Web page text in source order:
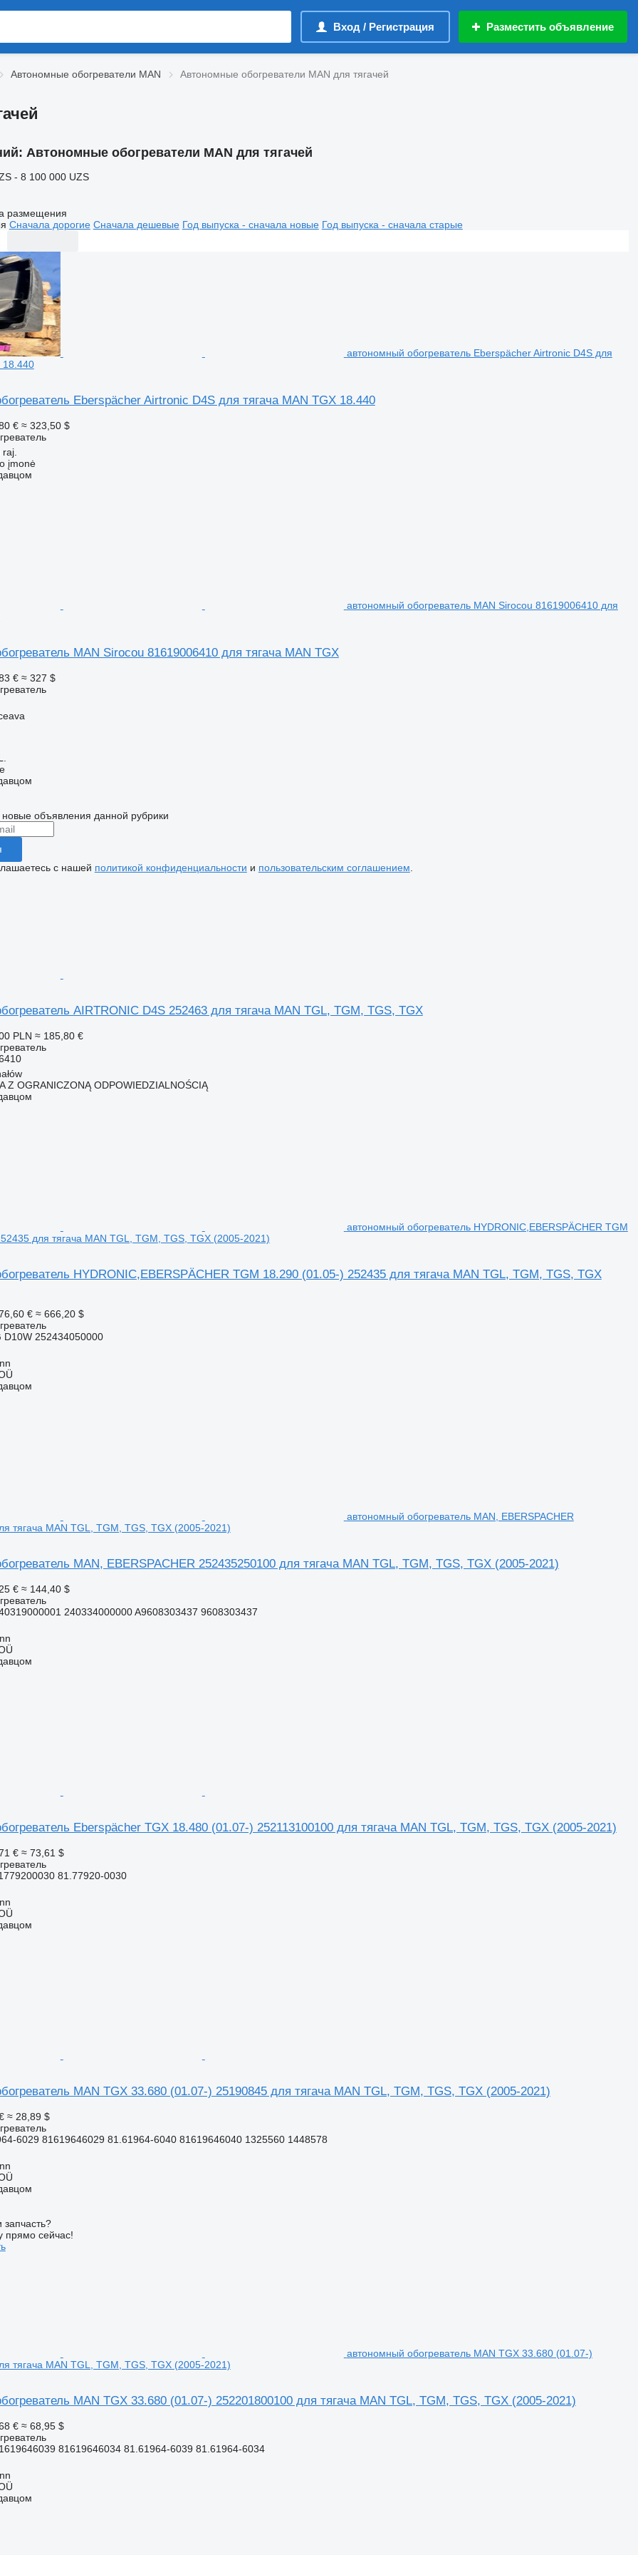
Вход / Регистрация Разместить объявление
Автономные обогреватели MAN Автономные обогреватели MAN для тягачей
Автономные обогреватели MAN для тягачей
- 8 100 000 UZS
размещения
Сначала дорогие Сначала дешевые Год выпуска - сначала новые Год выпуска - сначала старые
автономный обогреватель Eberspächer Airtronic D4S для
18.440
Eberspächer Airtronic D4S для тягача MAN TGX 18.440
€ ≈ 323,50 $
įmonė
автономный обогреватель MAN Sirocou 81619006410 для
MAN Sirocou 81619006410 для тягача MAN TGX
€ ≈ 327 $
объявления данной рубрики
с нашей политикой конфиденциальности и пользовательским соглашением
AIRTRONIC D4S 252463 для тягача MAN TGL, TGM, TGS, TGX
PLN ≈ 185,80 €
Z OGRANICZONĄ ODPOWIEDZIALNOŚCIĄ
автономный обогреватель HYDRONIC,EBERSPÄCHER TGM
для тягача MAN TGL, TGM, TGS, TGX (2005-2021)
HYDRONIC,EBERSPÄCHER TGM 18.290 (01.05-) 252435 для тягача MAN TGL, TGM, TGS, TGX
€ ≈ 666,20 $
D10W 252434050000
автономный обогреватель MAN, EBERSPACHER
тягача MAN TGL, TGM, TGS, TGX (2005-2021)
MAN, EBERSPACHER 252435250100 для тягача MAN TGL, TGM, TGS, TGX (2005-2021)
€ ≈ 144,40 $
240334000000 A9608303437 9608303437
Eberspächer TGX 18.480 (01.07-) 252113100100 для тягача MAN TGL, TGM, TGS, TGX (2005-2021)
€ ≈ 73,61 $
81.77920-0030
MAN TGX 33.680 (01.07-) 25190845 для тягача MAN TGL, TGM, TGS, TGX (2005-2021)
≈ 28,89 $
6029 81619646029 81.61964-6040 81619646040 1325560 1448578
прямо сейчас!
автономный обогреватель MAN TGX 33.680 (01.07-)
тягача MAN TGL, TGM, TGS, TGX (2005-2021)
MAN TGX 33.680 (01.07-) 252201800100 для тягача MAN TGL, TGM, TGS, TGX (2005-2021)
€ ≈ 68,95 $
81619646034 81.61964-6039 81.61964-6034